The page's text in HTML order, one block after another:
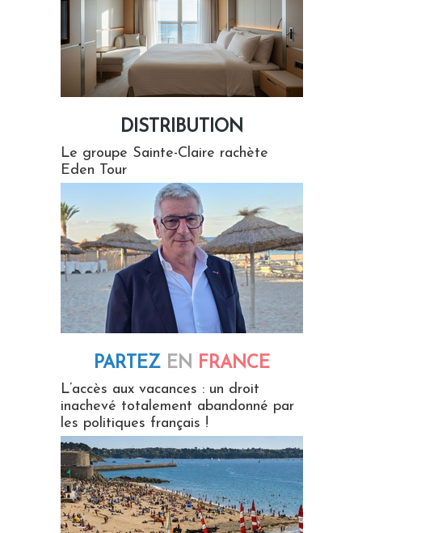
DISTRIBUTION
Le groupe Sainte-Claire rachète
Eden Tour
PARTEZ EN FRANCE
L’accès aux vacances : un droit
inachevé totalement abandonné par
les politiques français !